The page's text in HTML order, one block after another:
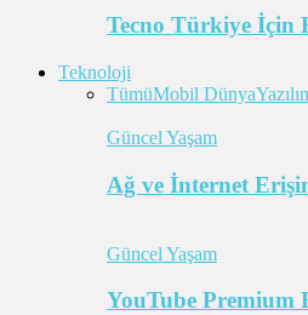
Tecno Türkiye İçin
Teknoloji
TümüMobil Dünya
Güncel Yaşam
Ağ ve İnternet
Güncel Yaşam
YouTube Premium